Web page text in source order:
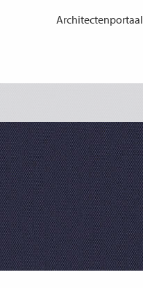
Architectenportaal